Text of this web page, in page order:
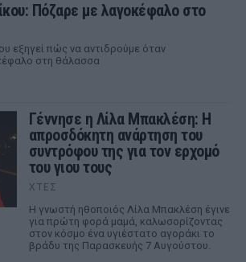
Πόζαρε με λαγοκέφαλο στο
εξηγεί πώς να αντιδρούμε όταν
στη θάλασσα
Γέννησε η Λίλα Μπακλέση: Η
απροσδόκητη ανάρτηση του
συντρόφου της για τον ερχομό
του γιου τους
ΧΤΕΣ
Η γνωστή ηθοποιός Λίλα Μπακλέση έγινε
για πρώτη φορά μαμά, καλωσορίζοντας
στον κόσμο ένα υγιέστατο αγοράκι το
βράδυ της Παρασκευής 7 Αυγούστου.